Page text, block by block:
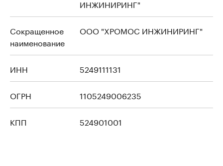
ИНЖИНИРИНГ"
Сокращенное
наименование
ООО "ХРОМОС ИНЖИНИРИНГ"
ИНН 5249111131
ОГРН 1105249006235
КПП 524901001